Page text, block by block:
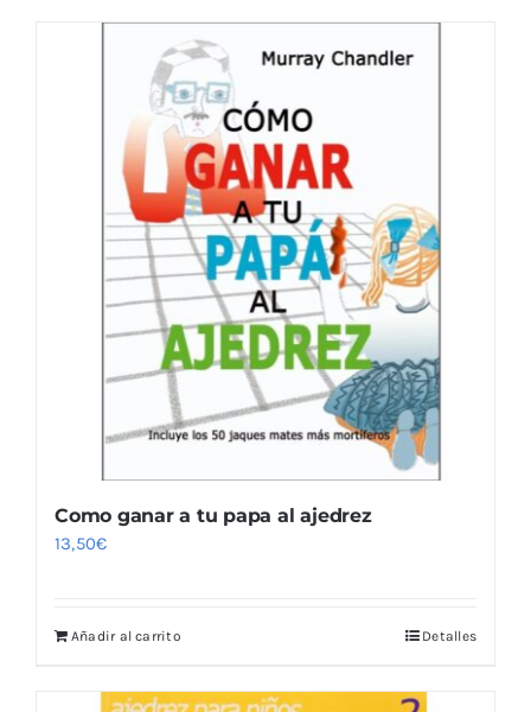
Como ganar a tu papa al ajedrez
13,50€
Añadir al carrito Detalles